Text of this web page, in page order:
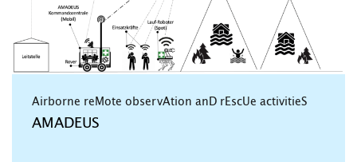
Airborne reMote observAtion anD rEscUe activitieS
AMADEUS